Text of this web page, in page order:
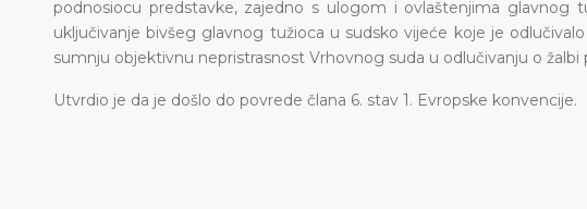
podnosiocu predstavke, zajedno s ulogom i ovlaštenjima glavnog
uključivanje bivšeg glavnog tužioca u sudsko vijeće koje je
sumnju objektivnu nepristrasnost Vrhovnog suda u odlučivanju o žalbi
Utvrdio je da je došlo do povrede člana 6. stav 1. Evropske konvencije.